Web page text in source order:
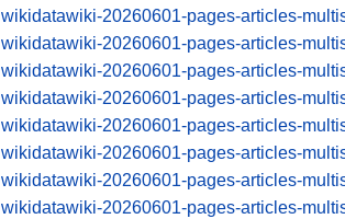
wikidatawiki-20260601-pages-articles-
wikidatawiki-20260601-pages-articles-
wikidatawiki-20260601-pages-articles-
wikidatawiki-20260601-pages-articles-
wikidatawiki-20260601-pages-articles-
wikidatawiki-20260601-pages-articles-
wikidatawiki-20260601-pages-articles-
wikidatawiki-20260601-pages-articles-